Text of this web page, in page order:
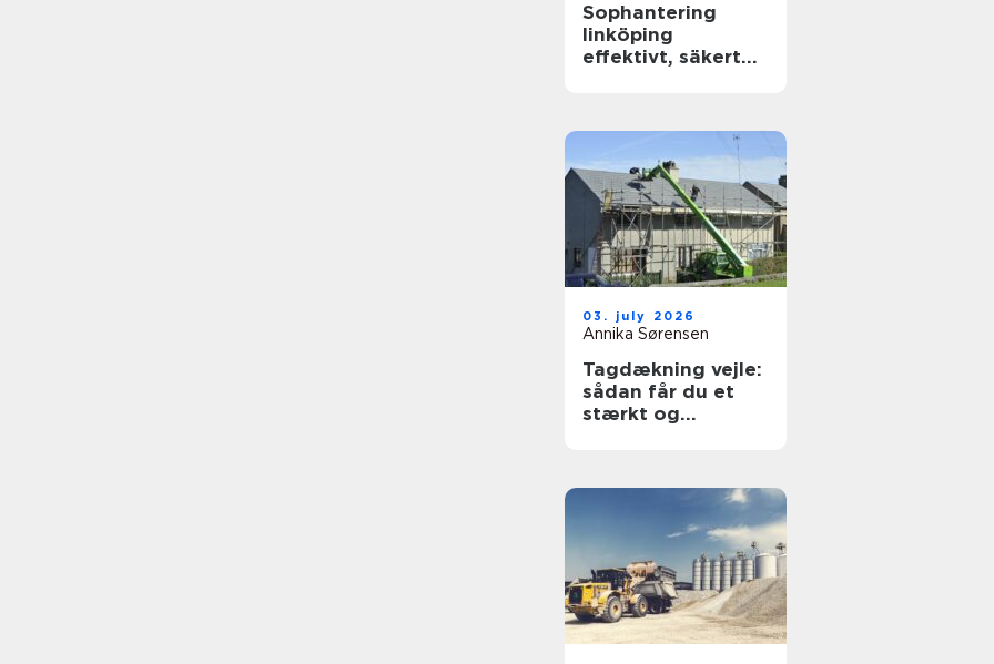
Sophantering
linköping
effektivt, säkert
03. july 2026
Annika Sørensen
Tagdækning vejle:
sådan får du et
stærkt og